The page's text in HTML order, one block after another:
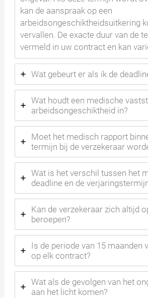
kan de aanspraak op een
arbeidsongeschiktheidsuitkering
vervallen. De exacte duur van de
vermeld in uw contract en kan
Wat gebeurt er als ik de
Wat houdt een medische
arbeidsongeschiktheid in?
Moet het medisch rapport
termijn bij de verzekeraar
Wat is het verschil tussen het
deadline en de
Kan de verzekeraar zich altijd
beroepen?
Is de periode van 15 maanden
op elk contract?
Wat als de gevolgen van het
aan het licht komen?